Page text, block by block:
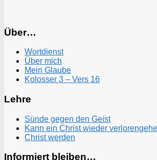
Über…
Wortdienst
Über mich
Mein Glaube
Kolosser 3 – Vers 16
Lehre
Sünde gegen den Geist
Kann ein Christ wieder
Christ werden
Informiert bleiben…